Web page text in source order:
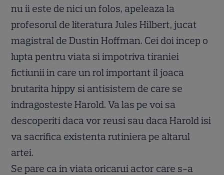
nu ii este de nici un folos, apeleaza la
profesorul de literatura Jules Hilbert, jucat
magistral de Dustin Hoffman. Cei doi incep o
lupta pentru viata si impotriva tiraniei
fictiunii in care un rol important il joaca
brutarita hippy si antisistem de care se
indragosteste Harold. Va las pe voi sa
descoperiti daca vor reusi sau daca Harold isi
va sacrifica existenta rutiniera pe altarul
artei.
Se pare ca in viata oricarui actor care s-a